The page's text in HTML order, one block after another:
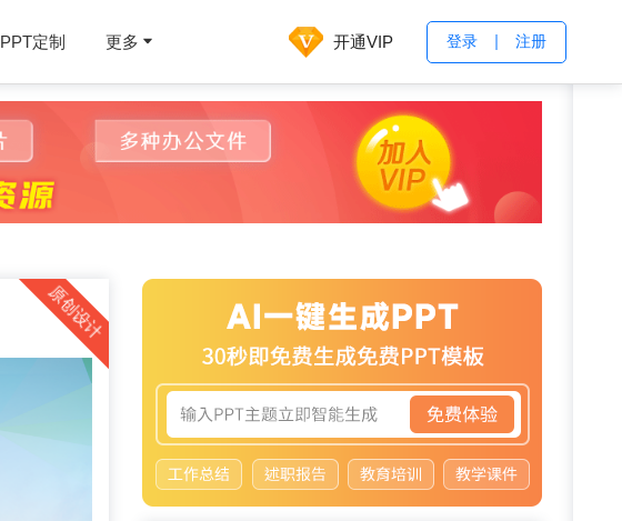
PPT定制 更多 开通VIP 登录 注册
原创设计